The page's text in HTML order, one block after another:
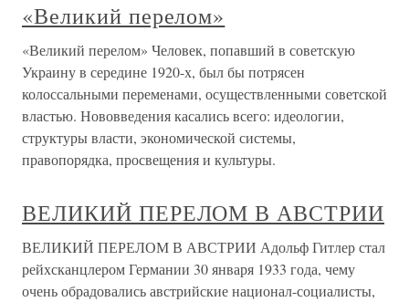
«Великий перелом»
«Великий перелом» Человек, попавший в советскую
Украину в середине 1920-х, был бы потрясен
колоссальными переменами, осуществленными советской
властью. Нововведения касались всего: идеологии,
структуры власти, экономической системы,
правопорядка, просвещения и культуры.
ВЕЛИКИЙ ПЕРЕЛОМ В АВСТРИИ
ВЕЛИКИЙ ПЕРЕЛОМ В АВСТРИИ Адольф Гитлер стал
рейхсканцлером Германии 30 января 1933 года, чему
очень обрадовались австрийские национал-социалисты,